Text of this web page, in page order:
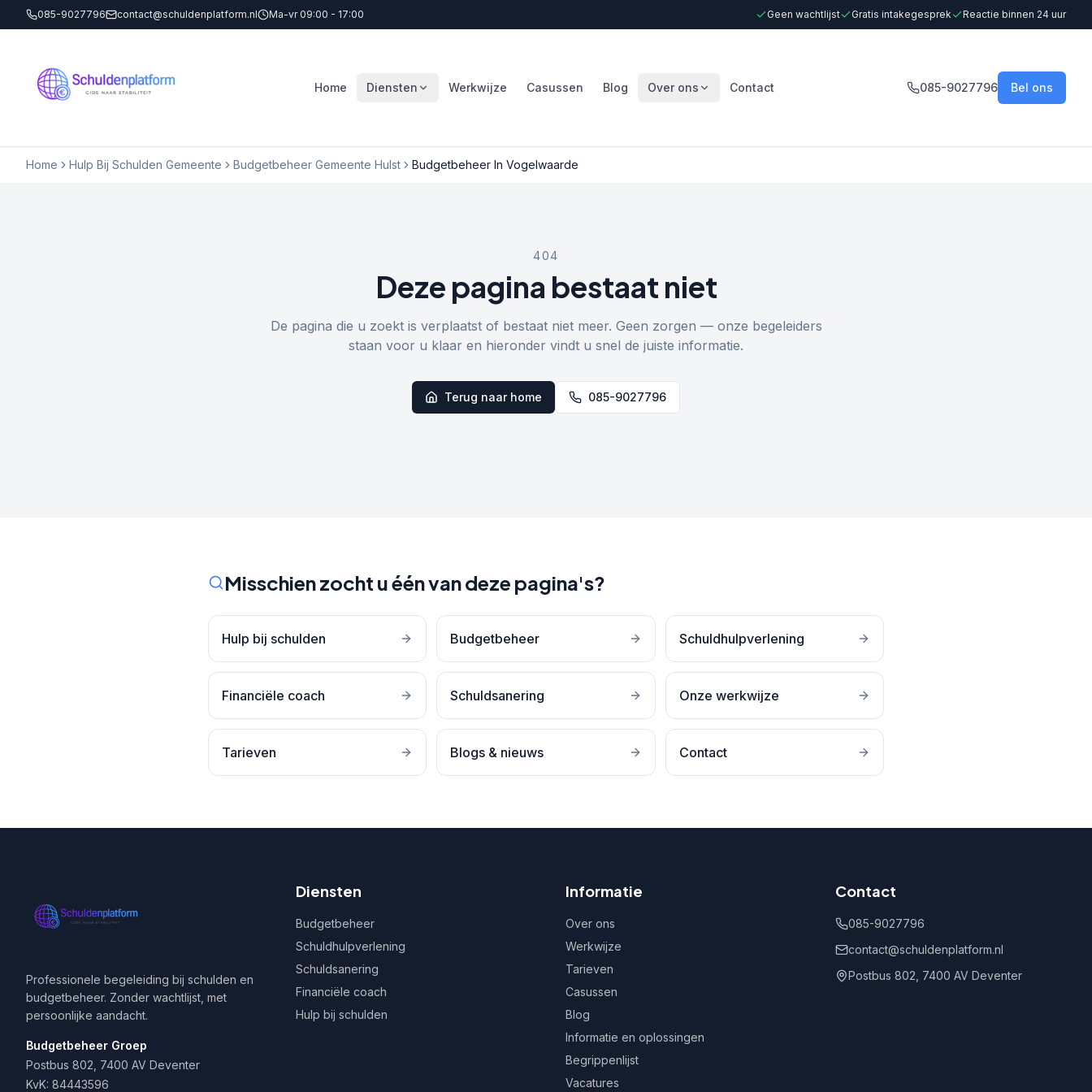
085-9027796 contact@schuldenplatform.nl Ma-vr 09:00 - 17:00 Geen wachtlijst Gratis intakegesprek Reactie binnen 24 uur
Home Diensten Werkwijze Casussen Blog Over ons Contact 085-9027796 Bel ons
Home Hulp Bij Schulden Gemeente Budgetbeheer Gemeente Hulst Budgetbeheer In Vogelwaarde
404
Deze pagina bestaat niet
De pagina die u zoekt is verplaatst of bestaat niet meer. Geen zorgen — onze begeleiders
staan voor u klaar en hieronder vindt u snel de juiste informatie.
Terug naar home 085-9027796
Misschien zocht u één van deze pagina's?
Hulp bij schulden Budgetbeheer Schuldhulpverlening
Financiële coach Schuldsanering Onze werkwijze
Tarieven Blogs & nieuws Contact
Professionele begeleiding bij schulden en
budgetbeheer. Zonder wachtlijst, met
persoonlijke aandacht.
Budgetbeheer Groep
Postbus 802, 7400 AV Deventer
KvK: 84443596
Diensten
Budgetbeheer
Schuldhulpverlening
Schuldsanering
Financiële coach
Hulp bij schulden
Informatie
Over ons
Werkwijze
Tarieven
Casussen
Blog
Informatie en oplossingen
Begrippenlijst
Vacatures
Contact
085-9027796
contact@schuldenplatform.nl
Postbus 802, 7400 AV Deventer